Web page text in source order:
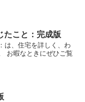
たこと：完成版
は、住宅を詳しく、わ
お暇なときにぜひご覧